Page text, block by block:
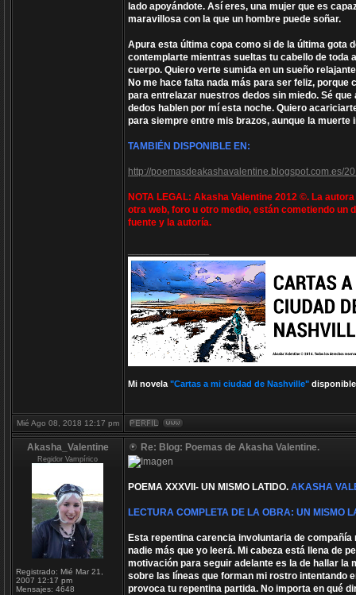
lado apoyándote. Así eres, una mujer que es
maravillosa con la que un hombre puede soñar.
Apura esta última copa como si de la última gota
contemplarte mientras sueltas tu cabello de toda
cuerpo. Quiero verte sumida en un sueño
No me hace falta nada más para ser feliz,
para entrelazar nuestros dedos sin miedo. Sé
dedos hablen por mí esta noche. Quiero
para siempre entre mis brazos, aunque la
TAMBIÉN DISPONIBLE EN:
http://poemasdeakashavalentine.blogspot.com.es/
NOTA LEGAL: Akasha Valentine 2012 ©. La
otra web, foro u otro medio, están cometiendo un
fuente y la autoría.
Mi novela "Cartas a mi ciudad de Nashville" disponible
Mié Ago 08, 2018 12:17 pm
Akasha_Valentine
Regidor Vampírico
Registrado: Mié Mar 21,
2007 12:17 pm
Mensajes: 4648
Re: Blog: Poemas de Akasha Valentine.
POEMA XXXVII- UN MISMO LATIDO. AKASHA
LECTURA COMPLETA DE LA OBRA: UN MISMO
Esta repentina carencia involuntaria de
nadie más que yo leerá. Mi cabeza está llena de
motivación para seguir adelante es la de hallar la
sobre las líneas que forman mi rostro intentando
provoca tu repentina partida. No importa en qué